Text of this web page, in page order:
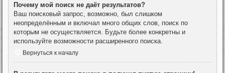
Почему мой поиск не даёт результатов?
Ваш поисковый запрос, возможно, был слишком
неопределённым и включал много общих слов, поиск по
которым не осуществляется. Будьте более конкретны и
используйте возможности расширенного поиска.
Вернуться к началу